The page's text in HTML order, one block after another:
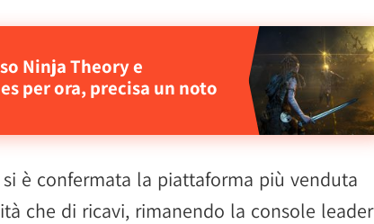
Ninja Theory e
per ora, precisa un noto
è confermata la piattaforma più venduta
che di ricavi, rimanendo la console leader